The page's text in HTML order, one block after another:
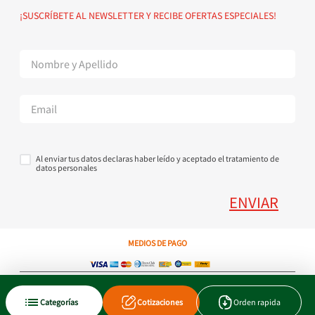
Categorías Cotizaciones Orden rapida
Suscribete al Newsletter
Superintendencia de Industria y Comercio
¡SUSCRÍBETE AL NEWSLETTER Y RECIBE OFERTAS ESPECIALES!
Al enviar tus datos declaras haber leído y aceptado el tratamiento de
datos personales
ENVIAR
MEDIOS DE PAGO
Copyright © 2023 JEN SA. Derechos Reservados. Util.com.co.